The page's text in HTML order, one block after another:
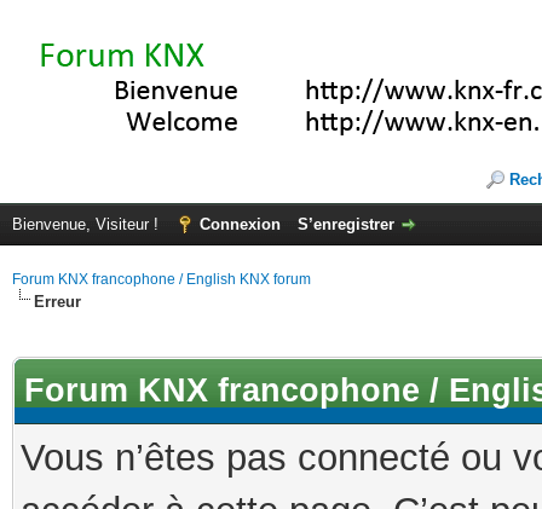
Bienvenue, Visiteur ! Connexion S’enregistrer
Forum KNX francophone / English KNX forum
Erreur
Forum KNX francophone /
Vous n’êtes pas connecté ou